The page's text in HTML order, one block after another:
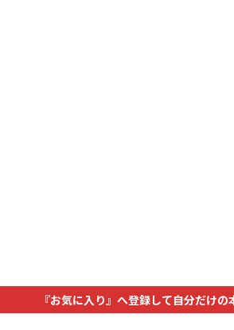
『お気に入り』へ登録して自分だけの